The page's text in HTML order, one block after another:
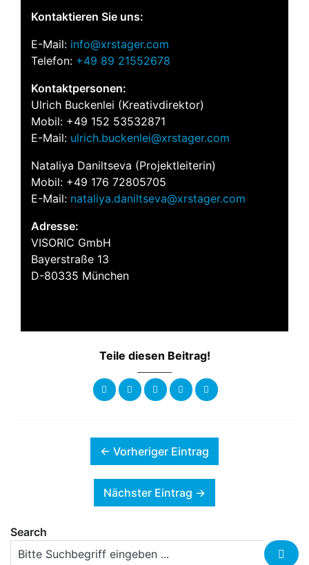
Kontaktieren Sie uns:
E-Mail: info@xrstager.com
Telefon: +49 89 21552678
Kontaktpersonen:
Ulrich Buckenlei (Kreativdirektor)
Mobil: +49 152 53532871
E-Mail: ulrich.buckenlei@xrstager.com
Nataliya Daniltseva (Projektleiterin)
Mobil: +49 176 72805705
E-Mail: nataliya.daniltseva@xrstager.com
Adresse:
VISORIC GmbH
Bayerstraße 13
D-80335 München
Teile diesen Beitrag!
← Vorheriger Eintrag
Nächster Eintrag →
Search